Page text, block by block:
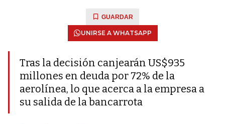
GUARDAR
UNIRSE A WHATSAPP
Tras la decisión canjearán US$935
millones en deuda por 72% de la
aerolínea, lo que acerca a la empresa a
su salida de la bancarrota